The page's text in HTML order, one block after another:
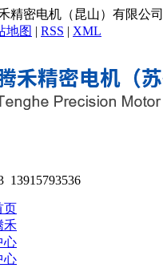
精密电机（昆山）有限公司
地图 | RSS | XML
13915793536
页
禾
心
心